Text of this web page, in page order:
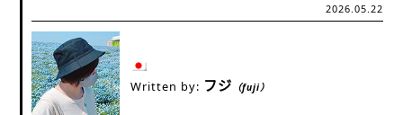
2026.05.22
Written by: フジ （fuji）